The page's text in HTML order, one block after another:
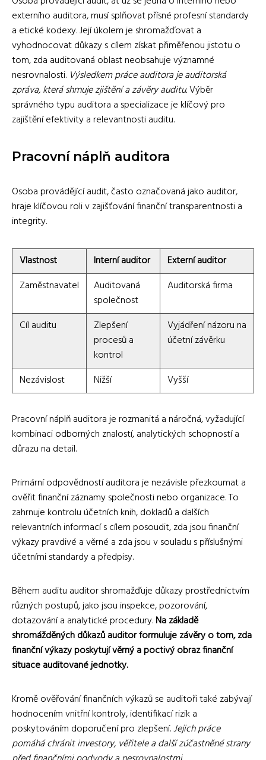
externího auditora, musí splňovat přísné profesní standardy
a etické kodexy. Její úkolem je shromažďovat a
vyhodnocovat důkazy s cílem získat přiměřenou jistotu o
tom, zda auditovaná oblast neobsahuje významné
nesrovnalosti. Výsledkem práce auditora je auditorská
zpráva, která shrnuje zjištění a závěry auditu.Výběr
správného typu auditora a specializace je klíčový pro
zajištění efektivity a relevantnosti auditu.
Pracovní náplň auditora
Osoba provádějící audit, často označovaná jako auditor,
hraje klíčovou roli v zajišťování finanční transparentnosti a
integrity.
Vlastnost Interní auditor
Externí auditor
Zaměstnavatel
Auditovaná
společnost
Auditorská firma
Cíl auditu
Zlepšení
procesů a
kontrol
Vyjádření názoru na
účetní závěrku
Nezávislost Nižší Vyšší
Pracovní náplň auditora je rozmanitá a náročná, vyžadující
kombinaci odborných znalostí, analytických schopností a
důrazu na detail.
Primární odpovědností auditora je nezávisle přezkoumat a
ověřit finanční záznamy společnosti nebo organizace. To
zahrnuje kontrolu účetních knih, dokladů a dalších
relevantních informací s cílem posoudit, zda jsou finanční
výkazy pravdivé a věrné a zda jsou v souladu s příslušnými
účetními standardy a předpisy.
Během auditu auditor shromažďuje důkazy prostřednictvím
různých postupů, jako jsou inspekce, pozorování,
dotazování a analytické procedury.Na základě
shromážděných důkazů auditor formuluje závěry o tom, zda
finanční výkazy poskytují věrný a poctivý obraz finanční
situace auditované jednotky.
Kromě ověřování finančních výkazů se auditoři také zabývají
hodnocením vnitřní kontroly, identifikací rizik a
poskytováním doporučení pro zlepšení.Jejich práce
pomáhá chránit investory, věřitele a další zúčastněné strany